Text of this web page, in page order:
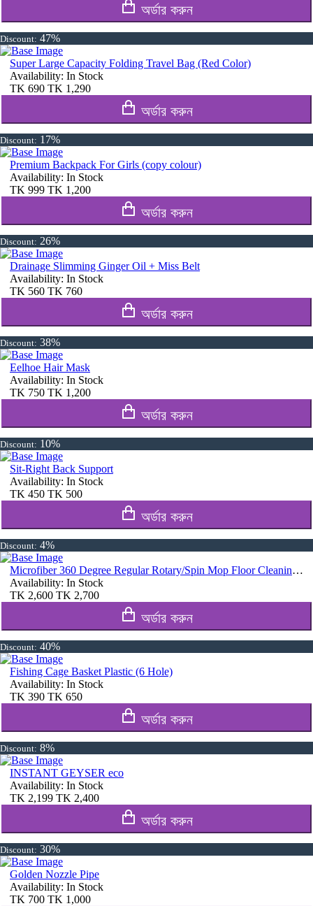
অর্ডার করুন
Discount: 47%
Super Large Capacity Folding Travel Bag (Red Color)
Availability: In Stock
TK 690 TK 1,290
অর্ডার করুন
Discount: 17%
Premium Backpack For Girls (copy colour)
Availability: In Stock
TK 999 TK 1,200
অর্ডার করুন
Discount: 26%
Drainage Slimming Ginger Oil + Miss Belt
Availability: In Stock
TK 560 TK 760
অর্ডার করুন
Discount: 38%
Eelhoe Hair Mask
Availability: In Stock
TK 750 TK 1,200
অর্ডার করুন
Discount: 10%
Sit-Right Back Support
Availability: In Stock
TK 450 TK 500
অর্ডার করুন
Discount: 4%
Microfiber 360 Degree Regular Rotary/Spin Mop Floor Cleaning Mop
Availability: In Stock
TK 2,600 TK 2,700
অর্ডার করুন
Discount: 40%
Fishing Cage Basket Plastic (6 Hole)
Availability: In Stock
TK 390 TK 650
অর্ডার করুন
Discount: 8%
INSTANT GEYSER eco
Availability: In Stock
TK 2,199 TK 2,400
অর্ডার করুন
Discount: 30%
Golden Nozzle Pipe
Availability: In Stock
TK 700 TK 1,000